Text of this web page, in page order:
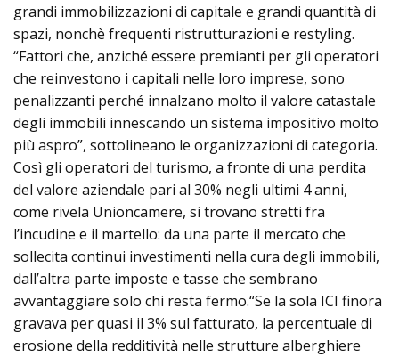
grandi immobilizzazioni di capitale e grandi quantità di
spazi, nonchè frequenti ristrutturazioni e restyling.
“Fattori che, anziché essere premianti per gli operatori
che reinvestono i capitali nelle loro imprese, sono
penalizzanti perché innalzano molto il valore catastale
degli immobili innescando un sistema impositivo molto
più aspro”, sottolineano le organizzazioni di categoria.
Così gli operatori del turismo, a fronte di una perdita
del valore aziendale pari al 30% negli ultimi 4 anni,
come rivela Unioncamere, si trovano stretti fra
l’incudine e il martello: da una parte il mercato che
sollecita continui investimenti nella cura degli immobili,
dall’altra parte imposte e tasse che sembrano
avvantaggiare solo chi resta fermo.“Se la sola ICI finora
gravava per quasi il 3% sul fatturato, la percentuale di
erosione della redditività nelle strutture alberghiere